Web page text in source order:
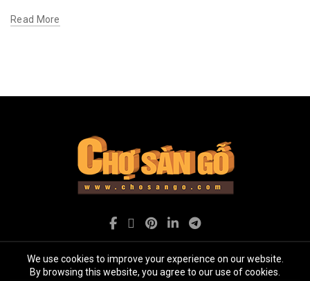
Read More
We use cookies to improve your experience on our website.
By browsing this website, you agree to our use of cookies.